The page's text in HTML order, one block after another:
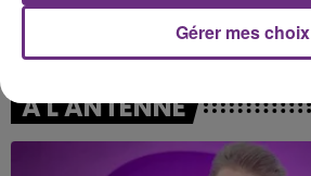
I Knew It, I Knew You
A L'ANTENNE
Gérer mes choix